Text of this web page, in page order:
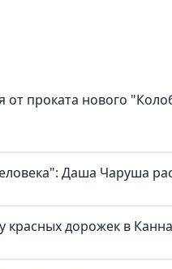
от проката нового
Даша Чаруша
красных дорожек в